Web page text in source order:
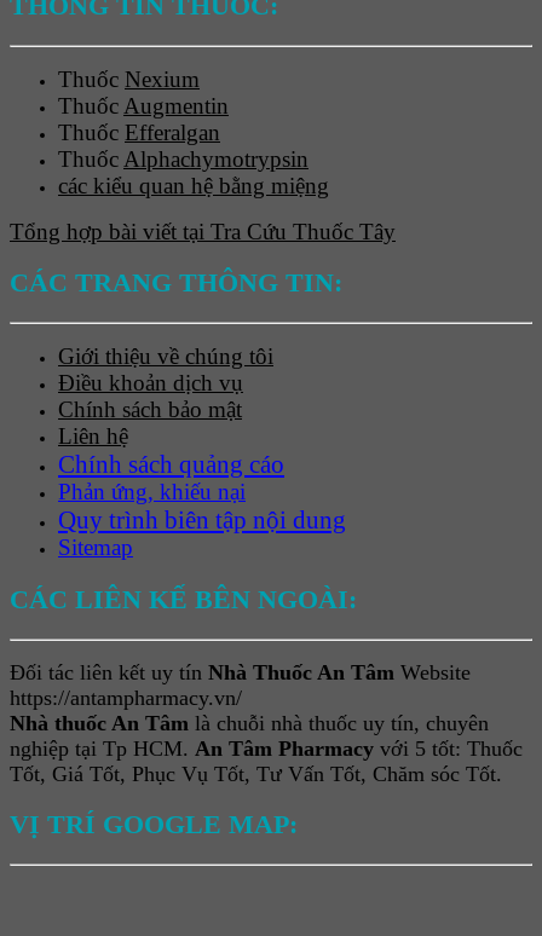
Thuốc Nexium
Thuốc Augmentin
Thuốc Efferalgan
Thuốc Alphachymotrypsin
các kiểu quan hệ bằng miệng
Tổng hợp bài viết tại Tra Cứu Thuốc Tây
CÁC TRANG THÔNG TIN:
Giới thiệu về chúng tôi
Điều khoản dịch vụ
Chính sách bảo mật
Liên hệ
Chính sách quảng cáo
Phản ứng, khiếu nại
Quy trình biên tập nội dung
Sitemap
CÁC LIÊN KẾ BÊN NGOÀI:
Đối tác liên kết uy tín Nhà Thuốc An Tâm Website
https://antampharmacy.vn/
Nhà thuốc An Tâm là chuỗi nhà thuốc uy tín, chuyên
nghiệp tại Tp HCM. An Tâm Pharmacy với 5 tốt: Thuốc
Tốt, Giá Tốt, Phục Vụ Tốt, Tư Vấn Tốt, Chăm sóc Tốt.
VỊ TRÍ GOOGLE MAP: